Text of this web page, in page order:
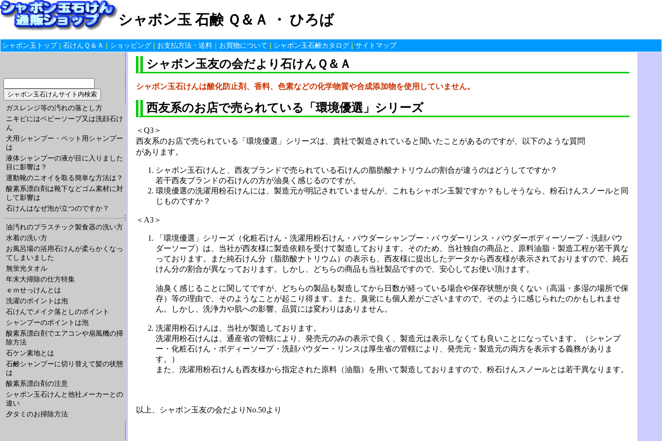
シャボン玉 石鹸 Ｑ＆Ａ ・ ひろば
シャボン玉トップ|石けんＱ＆Ａ | ショッピング | お支払方法・送料 ｜ お買物について | シャボン玉石鹸カタログ |サイトマップ
ガスレンジ等の汚れの落とし方
ニキビにはベビーソープ又は洗顔石け
ん
犬用シャンプー・ペット用シャンプー
は
液体シャンプーの液が目に入りました
目に影響は？
運動靴のニオイを取る簡単な方法は？
酸素系漂白剤は靴下などゴム素材に対
して影響は
石けんはなぜ泡が立つのですか？
油汚れのプラスチック製食器の洗い方
水着の洗い方
お風呂場の浴用石けんが柔らかくなっ
てしまいました
無蛍光タオル
年末大掃除の仕方特集
ｅｍせっけんとは
洗濯のポイントは泡
石けんでメイク落としのポイント
シャンプーのポイントは泡
酸素系漂白剤でエアコンや扇風機の掃
除方法
石ケン素地とは
石鹸シャンプーに切り替えて髪の状態
は
酸素系漂白剤の注意
シャボン玉石けんと他社メーカーとの
違い
夕タミのお掃除方法
シャボン玉友の会だより石けんＱ＆Ａ
シャボン玉石けんは酸化防止剤、香料、色素などの化学物質や合成添加物を使用していません。
西友系のお店で売られている「環境優選」シリーズ
＜Q3＞
西友系のお店で売られている「環境優選」シリーズは、貴社で製造されていると聞いたことがあるのですが、以下のような質問
があります。
シャボン玉石けんと、西友ブランドで売られている石けんの脂肪酸ナトリウムの割合が違うのはどうしてですか？
若干西友ブランドの石けんの方が油臭く感じるのですが。
環境優選の洗濯用粉石けんには、製造元が明記されていませんが、これもシャボン玉製ですか？もしそうなら、粉石けんスノールと同
じものですか？
＜A3＞
「環境優選」シリーズ（化粧石けん・洗濯用粉石けん・パウダーシャンプー・パ ウダーリンス・パウダーボディーソープ・洗顔パウ
ダーソープ）は、当社が西友様に製造依頼を受けて製造しております。そのため、当社独自の商品と、原料油脂・製造工程が若干異な
っております。また純石けん分（脂肪酸ナトリウム）の表示も、西友様に提出したデータから西友様が表示されておりますので、純石
けん分の割合が異なっております。しかし、どちらの商品も当社製品ですので、安心してお使い頂けます。
油臭く感じることに関してですが、どちらの製品も製造してから日数が経っている場合や保存状態が良くない（高温・多湿の場所で保
存）等の理由で、そのようなことが起こり得ます。また、臭覚にも個人差がございますので、そのように感じられたのかもしれませ
ん。しかし、洗浄力や肌への影響、品質には変わりはありません。
洗濯用粉石けんは、当社が製造しております。
洗濯用粉石けんは、通産省の管轄により、発売元のみの表示で良く、製造元は表示しなくても良いことになっています。（シャンプ
ー・化粧石けん・ボディーソープ・洗顔パウダー・リンスは厚生省の管轄により、発売元・製造元の両方を表示する義務がありま
す。）
また、洗濯用粉石けんも西友様から指定された原料（油脂）を用いて製造しておりますので、粉石けんスノールとは若干異なります。
以上、シャボン玉友の会だよりNo.50より